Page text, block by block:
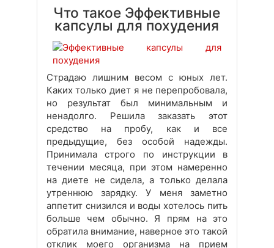
Что такое Эффективные
капсулы для похудения
Страдаю лишним весом с юных лет.
Каких только диет я не перепробовала,
но результат был минимальным и
ненадолго. Решила заказать этот
средство на пробу, как и все
предыдущие, без особой надежды.
Принимала строго по инструкции в
течении месяца, при этом намеренно
на диете не сидела, а только делала
утреннюю зарядку. У меня заметно
аппетит снизился и воды хотелось пить
больше чем обычно. Я прям на это
обратила внимание, наверное это такой
отклик моего организма на прием